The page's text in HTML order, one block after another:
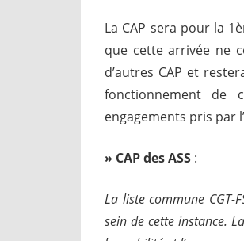
La CAP sera pour la
que cette arrivée ne
d’autres CAP et
fonctionnement de
engagements pris par
» CAP des ASS :
La liste commune CGT-
sein de cette instance.